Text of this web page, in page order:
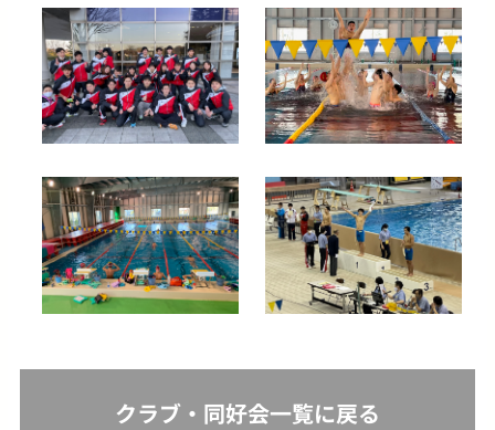
クラブ・同好会一覧に戻る